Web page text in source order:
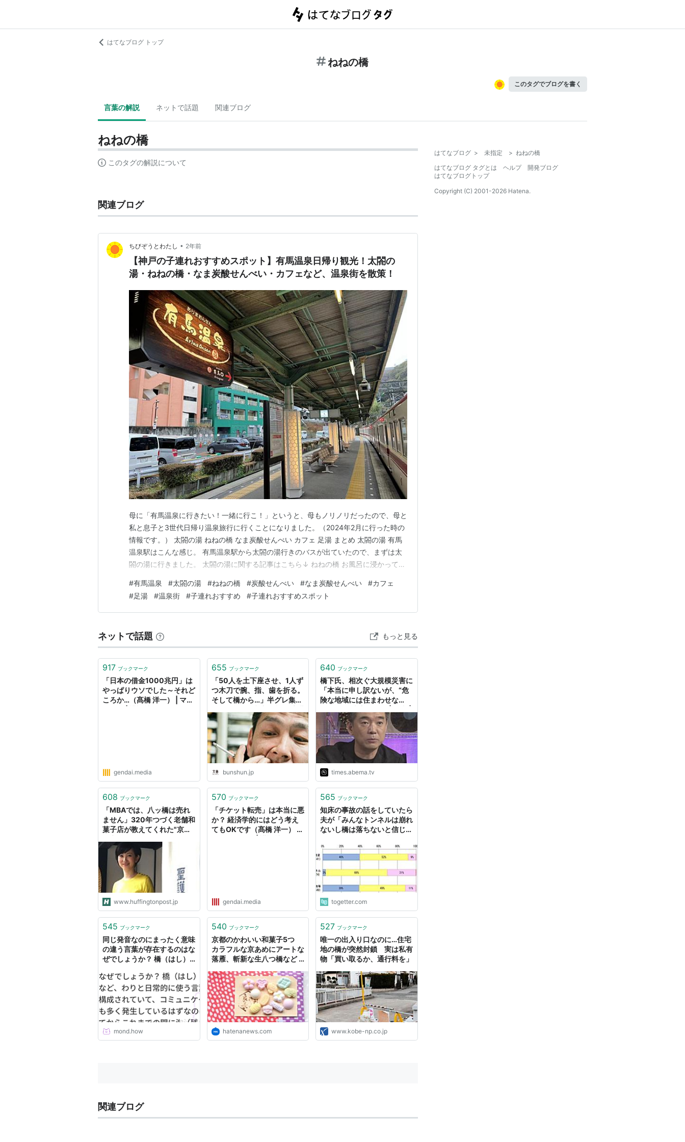
はてなブログ トップ
ねねの橋
このタグでブログを書く
言葉の解説 ネットで話題 関連ブログ
ねねの橋
このタグの解説について
関連ブログ
ちびぞうとわたし • 2年前
【神戸の子連れおすすめスポット】有馬温泉日帰り観光！太閤の
湯・ねねの橋・なま炭酸せんべい・カフェなど、温泉街を散策！
母に「有馬温泉に行きたい！一緒に行こ！」というと、母もノリノリだったので、母と
私と息子と3世代日帰り温泉旅行に行くことになりました。（2024年2月に行った時の
情報です。） 太閤の湯 ねねの橋 なま炭酸せんべい カフェ 足湯 まとめ 太閤の湯 有馬
温泉駅はこんな感じ。 有馬温泉駅から太閤の湯行きのバスが出ていたので、まずは太
閤の湯に行きました。 太閤の湯に関する記事はこちら↓ ねねの橋 お風呂に浸かってゆ
て、駅からねねの橋までベビーカーを押して歩いてるうちに息子爆睡w とりあえずね
ねの像と記念撮影！ なま炭酸せんべい…
#有馬温泉 #太閤の湯 #ねねの橋 #炭酸せんべい #なま炭酸せんべい #カフェ
#足湯 #温泉街 #子連れおすすめ #子連れおすすめスポット
ネットで話題 もっと見る
917 ブックマーク
「日本の借金1000兆円」は
やっぱりウソでした～それど
ころか…（髙橋 洋一） | マネ
gendai.media
655 ブックマーク
「50人を土下座させ、1人ず
つ木刀で腕、指、歯を折る。
そして橋から…」半グレ集団
の作法 | 文春オンライン
bunshun.jp
640 ブックマーク
橋下氏、相次ぐ大規模災害に
「本当に申し訳ないが、“危
険な地域には住まわせな
ABEMA TIMES | アベマタイ
ムズ
times.abema.tv
608 ブックマーク
「MBAでは、八ッ橋は売れ
ません」320年つづく老舗和
菓子店が教えてくれた"京都
www.huffingtonpost.jp
570 ブックマーク
「チケット転売」は本当に悪
か？ 経済学的にはどう考え
てもOKです（髙橋 洋一） |
gendai.media
565 ブックマーク
知床の事故の話をしていたら
夫が「みんなトンネルは崩れ
ないし橋は落ちないと信じて
で身を守るのが大事になるか
も」と言っていた
togetter.com
545 ブックマーク
同じ発音なのにまったく意味
の違う言葉が存在するのはな
ぜでしょうか？ 橋（はし）
常的に使う言葉が全く同じ音
で構成されていて、コミュニ
ケーション上の無駄も多く発
生しているはずなのに、言語
が生まれてからこれまでの間
に淘汰されずにいるのはなぜ
ですか？ | mond
mond.how
540 ブックマーク
京都のかわいい和菓子5つ
カラフルな京あめにアートな
落雁、斬新な生八つ橋など -
hatenanews.com
527 ブックマーク
唯一の出入り口なのに…住宅
地の橋が突然封鎖 実は私有
物「買い取るか、通行料を」
www.kobe-np.co.jp
関連ブログ
はてなブログ > 未指定 > ねねの橋
はてなブログ タグとは
ヘルプ
開発ブログ
はてなブログトップ
Copyright (C) 2001-2026 Hatena.